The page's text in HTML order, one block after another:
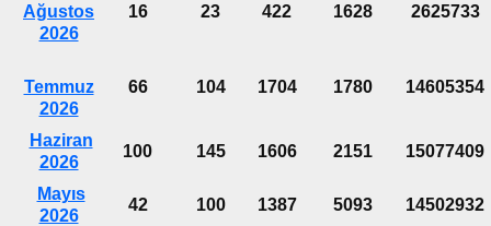
Ağustos
2026
16 23 422 1628 2625733
Temmuz
2026
66 104 1704 1780 14605354
Haziran
2026
100 145 1606 2151 15077409
Mayıs
2026
42 100 1387 5093 14502932